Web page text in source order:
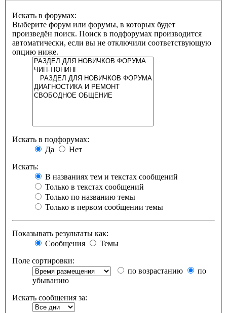
Искать в форумах:
Выберите форум или форумы, в которых будет
произведён поиск. Поиск в подфорумах производится
автоматически, если вы не отключили соответствующую
опцию ниже.
Искать в подфорумах:
Да
Нет
Искать:
В названиях тем и текстах сообщений
Только в текстах сообщений
Только по названию темы
Только в первом сообщении темы
Показывать результаты как:
Сообщения
Темы
Поле сортировки:
по возрастанию
по
убыванию
Искать сообщения за: